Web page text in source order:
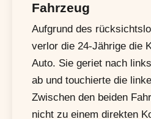
Fahrzeug
Aufgrund des
verlor die 24-Jährige die
Auto. Sie geriet nach
ab und touchierte die
Zwischen den beiden
nicht zu einem direkten